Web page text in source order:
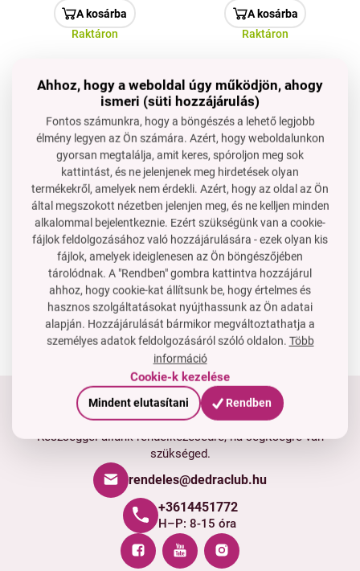
A kosárba
Raktáron
A kosárba
Raktáron
rozsdamentes 20 fűszeres
üveghez | 5 szintes
forgatható fűszerállvány
360°
Ár neked
21 290 Ft
A kosárba
Raktáron
rozsdamentes acél 12
fűszertartály | 3 szintes
forgó fűszerállvány 360°
Ár neked
14 290 Ft
A kosárba
Raktáron
CAROUSEL Fűszeres forgó
rozsdamentes acél 16
fűszertartó | 4 szintes
forgatható fűszerállvány
360°
40 PE
Ár neked
17 790 Ft
A kosárba
Raktáron
Tartsd velünk a kapcsolatot
Készséggel állunk rendelkezésedre, ha segítségre van
szükséged.
rendeles@dedraclub.hu
+3614451772
H–P: 8-15 óra
Ahhoz, hogy a weboldal úgy működjön, ahogy
ismeri (süti hozzájárulás)
Fontos számunkra, hogy a böngészés a lehető legjobb
élmény legyen az Ön számára. Azért, hogy weboldalunkon
gyorsan megtalálja, amit keres, spóroljon meg sok
kattintást, és ne jelenjenek meg hirdetések olyan
termékekről, amelyek nem érdekli. Azért, hogy az oldal az Ön
által megszokott nézetben jelenjen meg, és ne kelljen minden
alkalommal bejelentkeznie. Ezért szükségünk van a cookie-
fájlok feldolgozásához való hozzájárulására - ezek olyan kis
fájlok, amelyek ideiglenesen az Ön böngészőjében
tárolódnak. A "Rendben" gombra kattintva hozzájárul
ahhoz, hogy cookie-kat állítsunk be, hogy értelmes és
hasznos szolgáltatásokat nyújthassunk az Ön adatai
alapján. Hozzájárulását bármikor megváltoztathatja a
személyes adatok feldolgozásáról szóló oldalon. Több
információ
Cookie-k kezelése
Mindent elutasítani Rendben